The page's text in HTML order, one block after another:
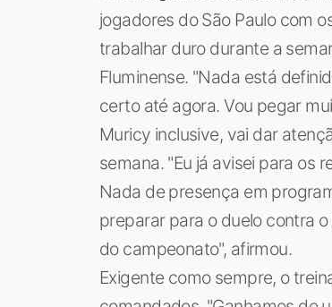
jogadores do São Paulo com
trabalhar duro durante a
Fluminense. "Nada está
certo até agora. Vou pegar
Muricy inclusive, vai dar
semana. "Eu já avisei para os
Nada de presença em
preparar para o duelo contra
do campeonato", afirmou.
Exigente como sempre, o